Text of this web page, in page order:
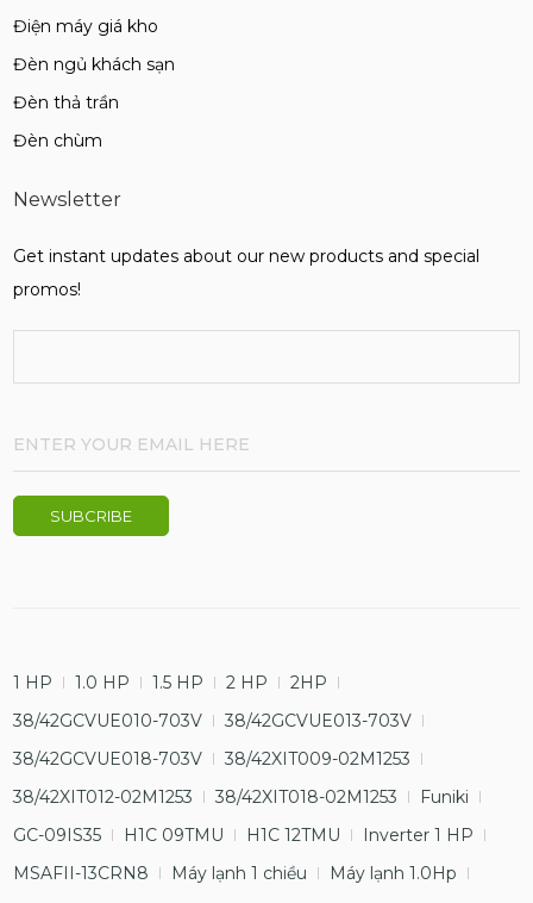
Điện máy giá kho
Đèn ngủ khách sạn
Đèn thả trần
Đèn chùm
Newsletter
Get instant updates about our new products and special
promos!
1 HP 1.0 HP 1.5 HP 2 HP
2HP
38/42GCVUE010-703V
38/42GCVUE013-703V
38/42GCVUE018-703V
38/42XIT009-02M1253
38/42XIT012-02M1253
38/42XIT018-02M1253
Funiki
GC-09IS35
H1C 09TMU H1C 12TMU
Inverter 1 HP
MSAFII-13CRN8
Máy lạnh 1 chiều
Máy lạnh 1.0Hp